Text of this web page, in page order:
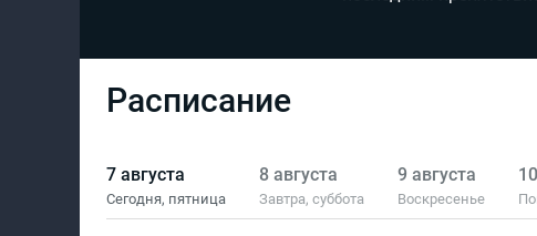
Расписание
7 августа
Сегодня, пятница
8 августа
Завтра, суббота
9 августа
Воскресенье